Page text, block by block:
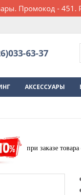
Промокод - 451.
63-37
АКСЕССУАРЫ
при заказе